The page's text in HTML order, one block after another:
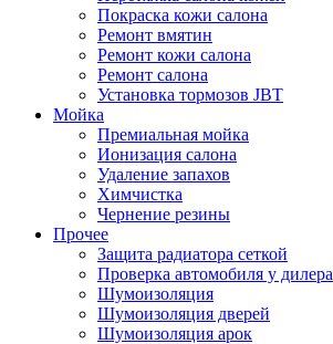
Покраска кожи салона
Ремонт вмятин
Ремонт кожи салона
Ремонт салона
Установка тормозов JBT
Мойка
Премиальная мойка
Ионизация салона
Удаление запахов
Химчистка
Чернение резины
Прочее
Защита радиатора сеткой
Проверка автомобиля у дилера
Шумоизоляция
Шумоизоляция дверей
Шумоизоляция арок